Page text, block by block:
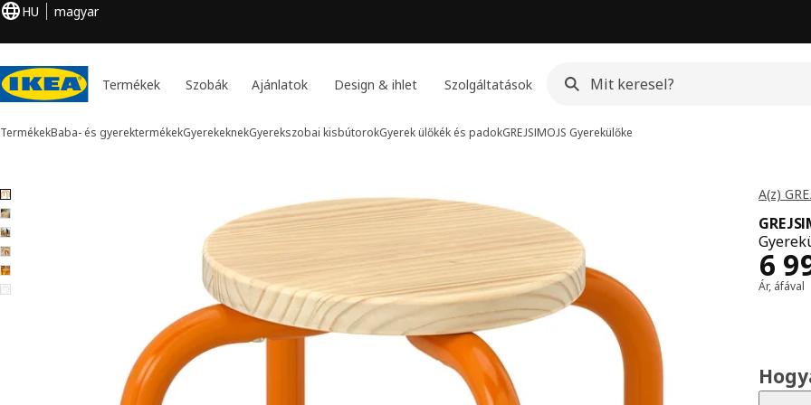
HU magyar
Termékek Szobák Ajánlatok Design & ihlet Szolgáltatások
TermékekBaba- és gyerektermékekGyerekeknekGyerekszobai kisbútorokGyerek ülőkék és padokGREJSIMOJS Gyerekülőke
6 GREJSIMOJS kép
kihagyása A(z)
6
Ár
Ár, áfával